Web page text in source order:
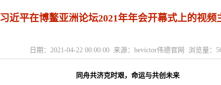
习近平在博鳌亚洲论坛2021年年会开幕式上的视频
日期：2021-04-22 00:00:00 来源：bevictor伟德官网 浏览量：
同舟共济克时艰，命运与共创未来